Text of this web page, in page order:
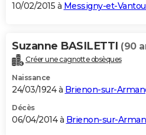
10/02/2015 à Messigny-et-
Suzanne BASILETTI (90
Créer une cagnotte obsèques
Naissance
24/03/1924 à Brienon-sur-
Décès
06/04/2014 à Brienon-sur-